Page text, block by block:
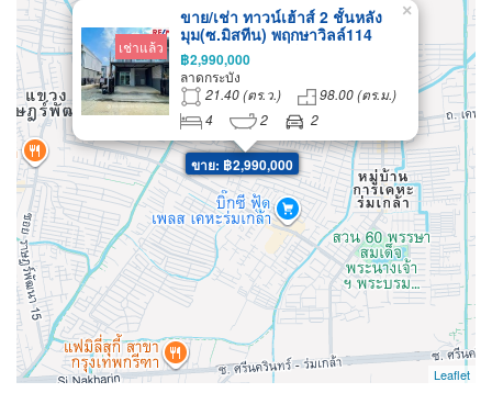
ขาย: ฿2,990,000
เช่าแล้ว
ขาย/เช่า ทาวน์เฮ้าส์ 2 ชั้นหลัง
มุม(ซ.มิสทีน) พฤกษาวิลล์114
รามคำแหง-ร่มเกล้า
฿2,990,000
ลาดกระบัง
21.40 (ตร.ว.)
98.00 (ตร.ม.)
4
2 2
×
Leaflet